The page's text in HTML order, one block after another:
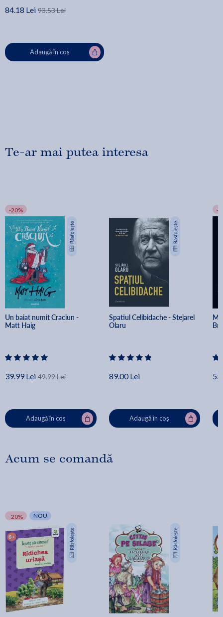
84.18 Lei 93.53 Lei
Adaugă în coș
Te-ar mai putea interesa
-20%
Un baiat numit Craciun -
Matt Haig
39.99 Lei 49.99 Lei
Adaugă în coș
Spatiul Celibidache - Stejarel
Olaru
89.00 Lei
Adaugă în coș
-
Acum se comandă
-20% NOU